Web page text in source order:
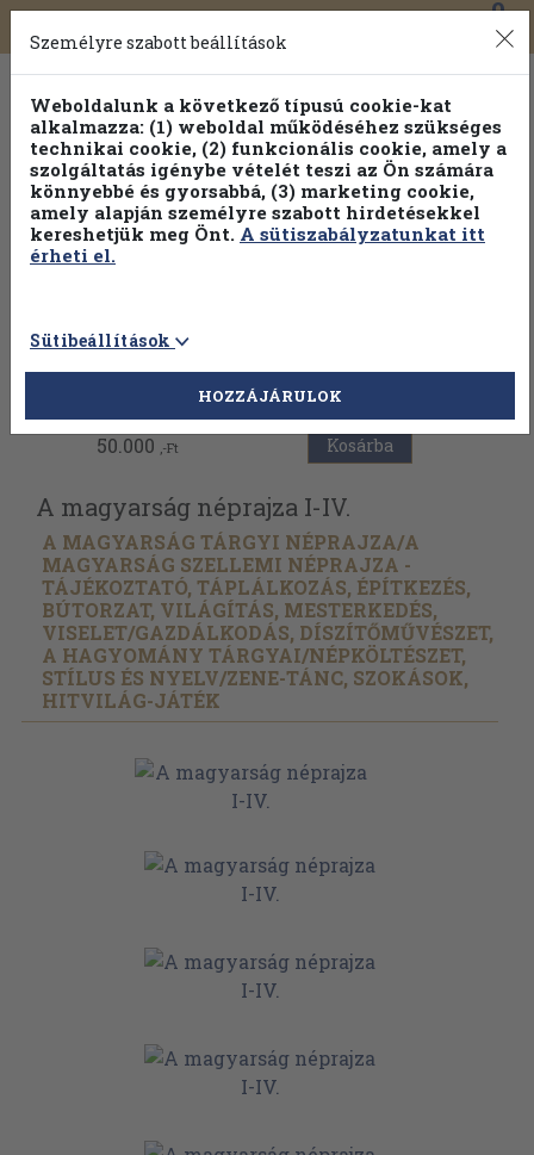
Toggle
navigation
0
Vissza az előző oldalra
50.000 ,-Ft Kosárba
A magyarság néprajza I-IV.
A MAGYARSÁG TÁRGYI NÉPRAJZA/A
MAGYARSÁG SZELLEMI NÉPRAJZA -
TÁJÉKOZTATÓ, TÁPLÁLKOZÁS, ÉPÍTKEZÉS,
BÚTORZAT, VILÁGÍTÁS, MESTERKEDÉS,
VISELET/GAZDÁLKODÁS, DÍSZÍTŐMŰVÉSZET,
A HAGYOMÁNY TÁRGYAI/NÉPKÖLTÉSZET,
STÍLUS ÉS NYELV/ZENE-TÁNC, SZOKÁSOK,
HITVILÁG-JÁTÉK
Személyre szabott beállítások
Weboldalunk a következő típusú cookie-kat
alkalmazza: (1) weboldal működéséhez szükséges
technikai cookie, (2) funkcionális cookie, amely a
szolgáltatás igénybe vételét teszi az Ön számára
könnyebbé és gyorsabbá, (3) marketing cookie,
amely alapján személyre szabott hirdetésekkel
kereshetjük meg Önt. A sütiszabályzatunkat itt
érheti el.
Sütibeállítások
HOZZÁJÁRULOK